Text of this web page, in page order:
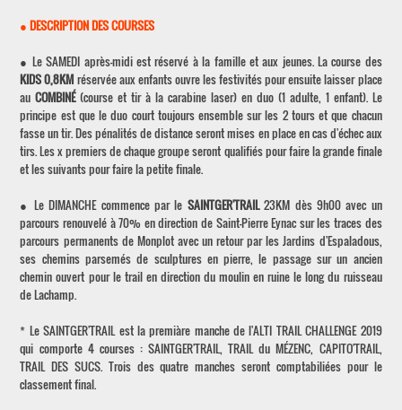
●DESCRIPTION DES COURSES
● Le SAMEDI après-midi est réservé à la famille et aux jeunes. La course des
KIDS 0,8KM réservée aux enfants ouvre les festivités pour ensuite laisser place
auCOMBINÉ(course et tir à la carabine laser) en duo (1 adulte, 1 enfant). Le
principe est que le duo court toujours ensemble sur les 2 tours et que chacun
fasse un tir. Des pénalités de distance seront mises en place en cas d'échec aux
tirs. Les x premiers de chaque groupe seront qualifiés pour faire la grande finale
et les suivants pour faire la petite finale.
● Le DIMANCHE commence par le SAINTGER'TRAIL23KM dès 9h00 avec un
parcours renouvelé à 70% en direction de Saint-Pierre Eynac sur les traces des
parcours permanents de Monplot avec un retour par les Jardins d'Espaladous,
ses chemins parsemés de sculptures en pierre, le passage sur un ancien
chemin ouvert pour le trail en direction du moulin en ruine le long du ruisseau
de Lachamp.
* Le SAINTGER'TRAIL est la premiàre manche de l'ALTI TRAIL CHALLENGE 2019
qui comporte 4 courses : SAINTGER'TRAIL, TRAIL du MÉZENC, CAPITO'TRAIL,
TRAIL DES SUCS. Trois des quatre manches seront comptabiliées pour le
classement final.